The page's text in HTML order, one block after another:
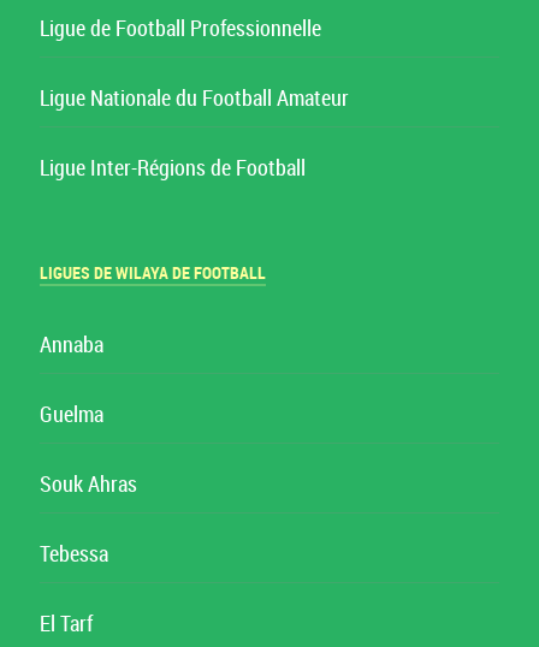
Ligue de Football Professionnelle
Ligue Nationale du Football Amateur
Ligue Inter-Régions de Football
LIGUES DE WILAYA DE FOOTBALL
Annaba
Guelma
Souk Ahras
Tebessa
El Tarf